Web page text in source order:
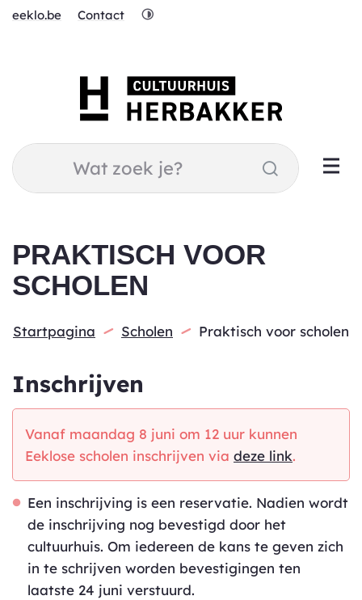
eeklo.be Contact
Cultuurhuis
Herbakker
Wat
zoek
je?
Zoeken
PRAKTISCH VOOR
SCHOLEN
Startpagina Scholen Praktisch voor scholen
Inschrijven
Vanaf maandag 8 juni om 12 uur kunnen
Eeklose scholen inschrijven via deze link.
Een inschrijving is een reservatie. Nadien wordt
de inschrijving nog bevestigd door het
cultuurhuis. Om iedereen de kans te geven zich
in te schrijven worden bevestigingen ten
laatste 24 juni verstuurd.